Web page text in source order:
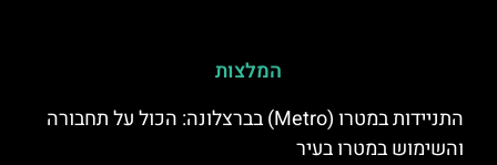
המלצות
התניידות במטרו (Metro) בברצלונה: הכול על תחבורה
והשימוש במטרו בעיר